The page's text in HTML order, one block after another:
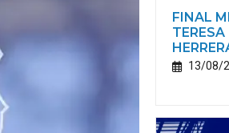
FINAL
TERESA
13/08/